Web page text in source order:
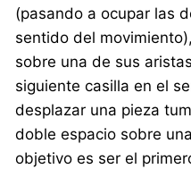
(pasando a ocupar las
sentido del
sobre una de sus
siguiente casilla en el
desplazar una pieza
doble espacio sobre
objetivo es ser el